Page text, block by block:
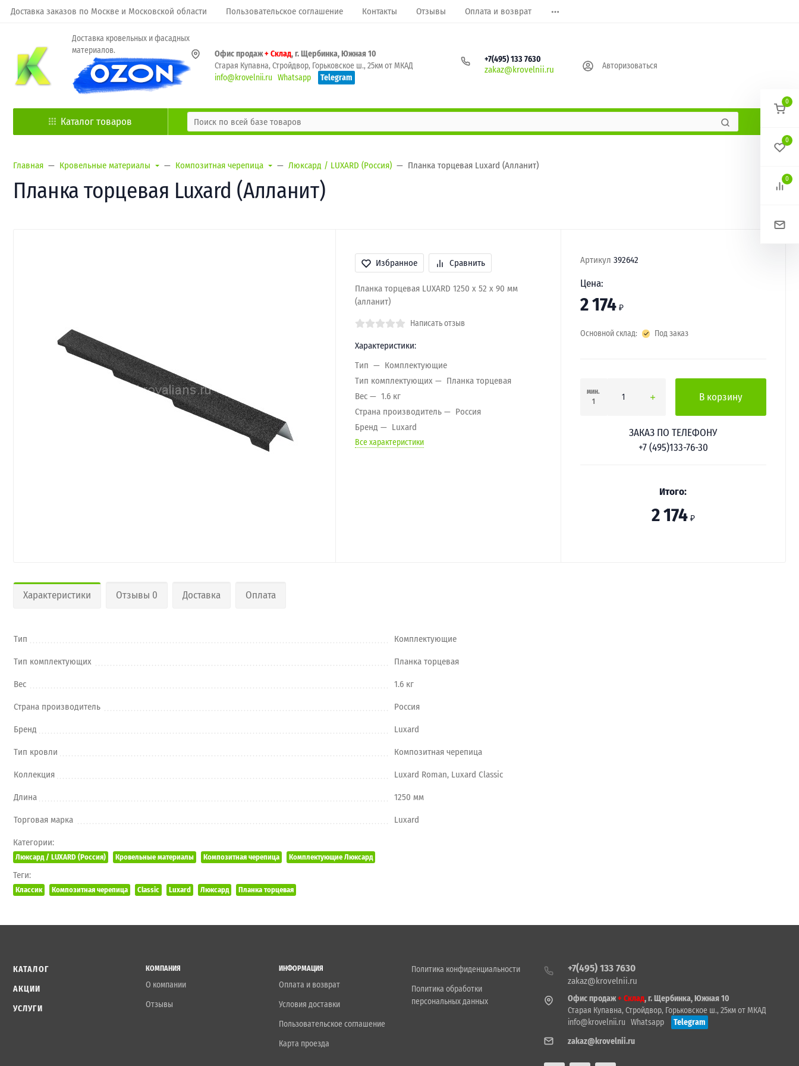
Доставка заказов по Москве и Московской области Пользовательское соглашение Контакты Отзывы Оплата и возврат
Доставка кровельных и фасадных
материалов.
Офис продаж+ Склад, г. Щербинка, Южная 10
Старая Купавна, Стройдвор, Горьковское ш., 25км от МКАД
info@krovelnii.ru Whatsapp Telegram
+7(495) 133 7630
zakaz@krovelnii.ru Авторизоваться
Каталог товаров
Главная Кровельные материалы Композитная черепица Люксард / LUXARD (Россия) Планка торцевая Luxard (Алланит)
Планка торцевая Luxard (Алланит)
Избранное Сравнить
Планка торцевая LUXARD 1250 х 52 х 90 мм
(алланит)
Написать отзыв
Характеристики:
Тип
Комплектующие
Тип комплектующих
Планка торцевая
Вес
1.6 кг
Страна производитель
Россия
Бренд
Luxard
Все характеристики
Артикул 392642
Цена:
2 174 ₽
Основной склад: Под заказ
мин.
1
В корзину
ЗАКАЗ ПО ТЕЛЕФОНУ
+7 (495)133-76-30
Итого:
2 174 ₽
Характеристики Отзывы 0 Доставка Оплата
Тип Комплектующие
Тип комплектующих Планка торцевая
Вес 1.6 кг
Страна производитель Россия
Бренд Luxard
Тип кровли Композитная черепица
Коллекция Luxard Roman, Luxard Classic
Длина 1250 мм
Торговая марка Luxard
Категории:
Люксард / LUXARD (Россия) Кровельные материалы Композитная черепица Комплектующие Люксард
Теги:
Классик Композитная черепица Classic Luxard Люксард Планка торцевая
КАТАЛОГ
АКЦИИ
УСЛУГИ
КОМПАНИЯ
О компании
Отзывы
ИНФОРМАЦИЯ
Оплата и возврат
Условия доставки
Пользовательское соглашение
Карта проезда
Политика конфиденциальности
Политика обработки
персональных данных
+7(495) 133 7630
zakaz@krovelnii.ru
Офис продаж+ Склад, г. Щербинка, Южная 10
Старая Купавна, Стройдвор, Горьковское ш., 25км от МКАД
info@krovelnii.ru
Whatsapp
Telegram
zakaz@krovelnii.ru
0
0
0